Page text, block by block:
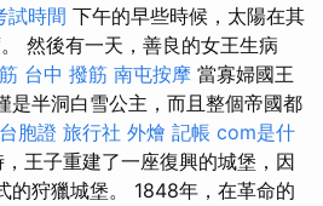
試時間 下午的早些時候，太陽在其
然後有一天，善良的女王生病
台中 撥筋 南屯按摩 當寡婦國王
是半洞白雪公主，而且整個帝國都
台胞證 旅行社 外燴 記帳 com是什
王子重建了一座復興的城堡，因
的狩獵城堡。 1848年，在革命的